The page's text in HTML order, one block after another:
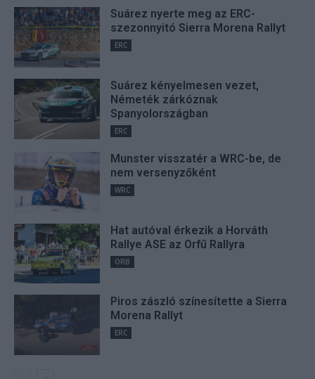
Suárez nyerte meg az ERC-
szezonnyitó Sierra Morena Rallyt
ERC
Suárez kényelmesen vezet,
Németék zárkóznak
Spanyolországban
ERC
Munster visszatér a WRC-be, de
nem versenyzőként
WRC
Hat autóval érkezik a Horváth
Rallye ASE az Orfű Rallyra
ORB
Piros zászló színesítette a Sierra
Morena Rallyt
ERC